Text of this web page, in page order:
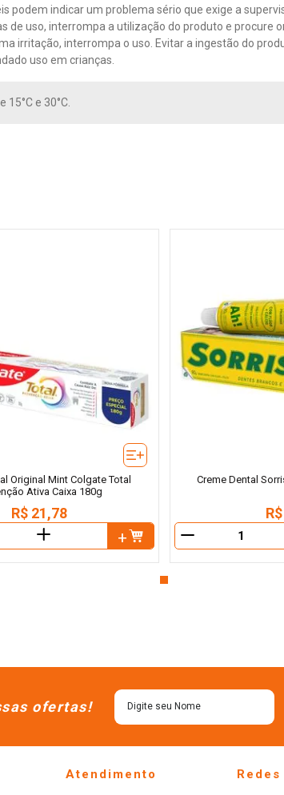
podem indicar um problema sério que exige a
de uso, interrompa a utilização do produto e procure
irritação, interrompa o uso. Evitar a ingestão do
uso em crianças.
e 30°C.
Original Mint Colgate Total
Ativa Caixa 180g
R$ 21,78
＋
Creme Dental
R$
ofertas!
Atendimento